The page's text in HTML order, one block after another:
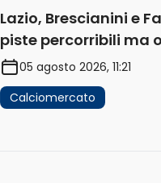
Lazio, Brescianini e
piste percorribili ma
sono la priorità
05 agosto 2026, 11:21
Calciomercato